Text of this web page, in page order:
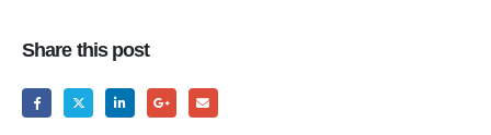
Share this post